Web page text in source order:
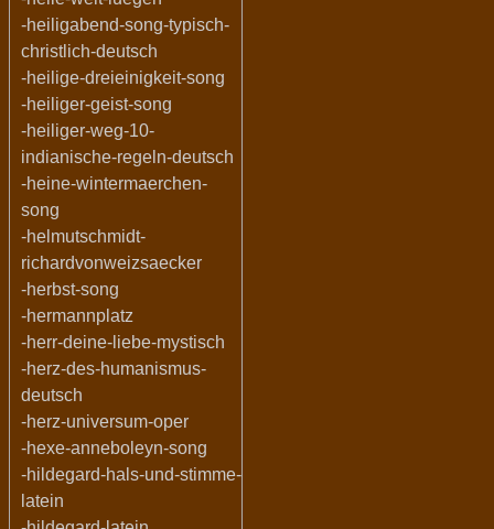
-heiligabend-song-typisch-
christlich-deutsch
-heilige-dreieinigkeit-song
-heiliger-geist-song
-heiliger-weg-10-
indianische-regeln-deutsch
-heine-wintermaerchen-
song
-helmutschmidt-
richardvonweizsaecker
-herbst-song
-hermannplatz
-herr-deine-liebe-mystisch
-herz-des-humanismus-
deutsch
-herz-universum-oper
-hexe-anneboleyn-song
-hildegard-hals-und-stimme-
latein